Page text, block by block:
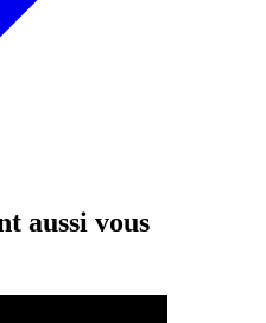
aussi vous